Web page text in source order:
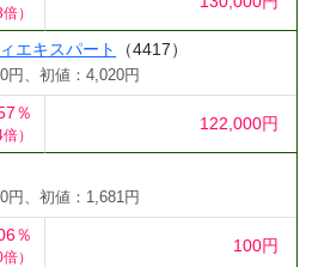
）
エキスパート （4417）
円、初値：4,020円
％
）
122,000円
円、初値：1,681円
％
）
100円